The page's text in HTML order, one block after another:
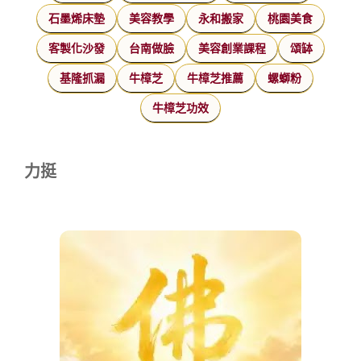
石墨烯床墊 美容教學 永和搬家 桃園美食
客製化沙發 台南做臉 美容創業課程 頌缽
基隆抓漏 牛樟芝 牛樟芝推薦 螺螄粉
牛樟芝功效
力挺